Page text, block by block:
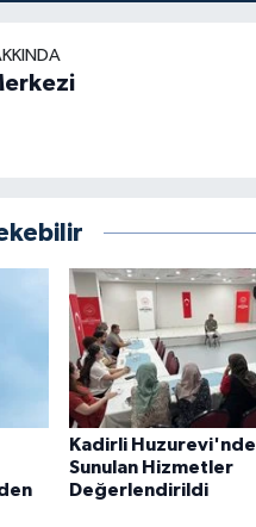
Kadirli Huzurevi'nde
Sunulan Hizmetler
Değerlendirildi